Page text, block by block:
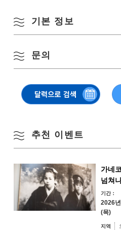
기본 정보
행사장
교통편 JR 산인본선 나
문의
미스미 후루사토 축제 실행 위원회 사무국
TEL:
0837-43-0221
화 수 목
10 11 12 13
17 19 20
27
가을
추천 이벤트
가네
넘쳐
기간：
2026
(목)
지역